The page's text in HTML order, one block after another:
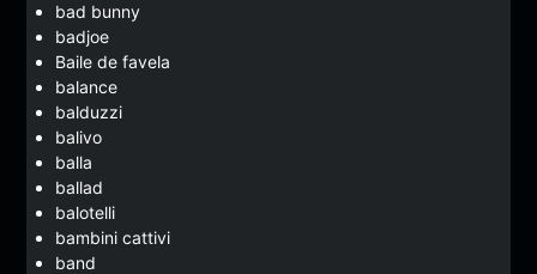
bad bunny
badjoe
Baile de favela
balance
balduzzi
balivo
balla
ballad
balotelli
bambini cattivi
band